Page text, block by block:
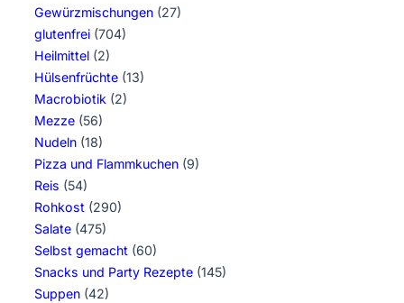
Gewürzmischungen (27)
glutenfrei (704)
Heilmittel (2)
Hülsenfrüchte (13)
Macrobiotik (2)
Mezze (56)
Nudeln (18)
Pizza und Flammkuchen (9)
Reis (54)
Rohkost (290)
Salate (475)
Selbst gemacht (60)
Snacks und Party Rezepte (145)
Suppen (42)